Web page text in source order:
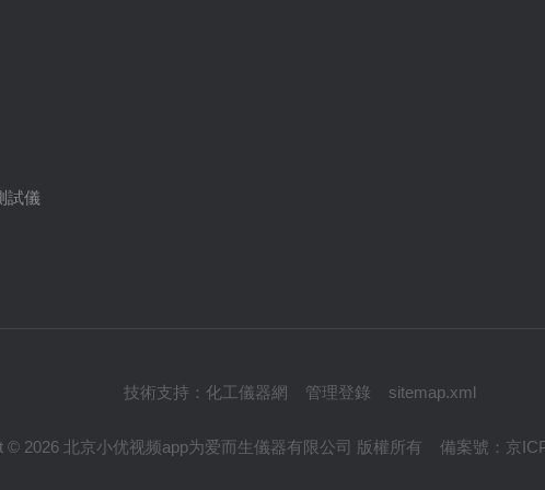
試儀
技術支持： 化工儀器網 管理登錄 sitemap.xml
© 2026 北京小优视频app为爱而生儀器有限公司 版權所有 備案號： 京